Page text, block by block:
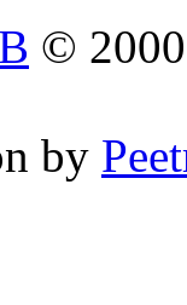
©
by